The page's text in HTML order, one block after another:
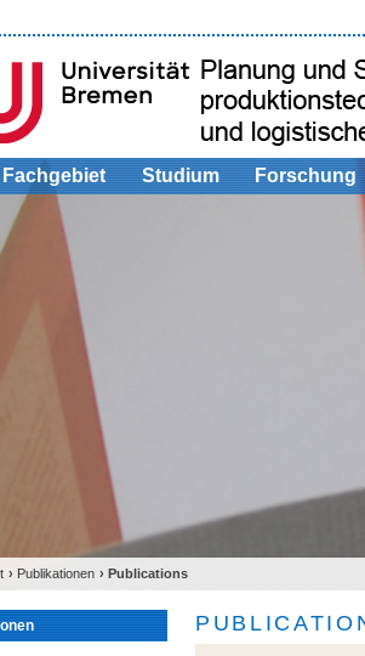
Fachgebiet Studium Forschung
› Publikationen › Publications